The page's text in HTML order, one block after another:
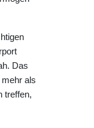
Das
als
treffen,